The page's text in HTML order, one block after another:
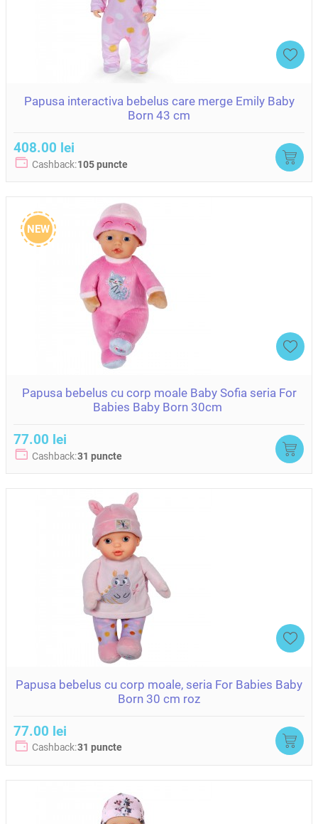
Papusa interactiva bebelus care merge Emily Baby
Born 43 cm
408.00 lei
Cashback:105 puncte
NEW
Papusa bebelus cu corp moale Baby Sofia seria For
Babies Baby Born 30cm
77.00 lei
Cashback:31 puncte
Papusa bebelus cu corp moale, seria For Babies Baby
Born 30 cm roz
77.00 lei
Cashback:31 puncte